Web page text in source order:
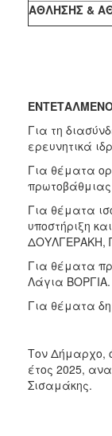
ΑΘΛΗΣΗΣ &
Για τη
ερευνητικά
Για θέματα
Για θέματα
υποστήριξη
ΔΟΥΛΓΕΡΑΚΗ,
Για θέματα
Λάγια ΒΟΡΓΙΑ.
Για θέματα
Τον Δήμαρχο,
έτος 2025,
Σισαμάκης.